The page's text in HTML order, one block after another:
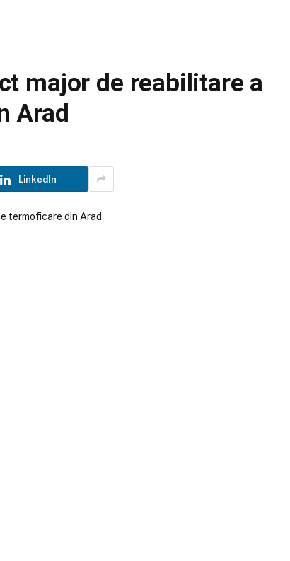
major de reabilitare a
Arad
LinkedIn